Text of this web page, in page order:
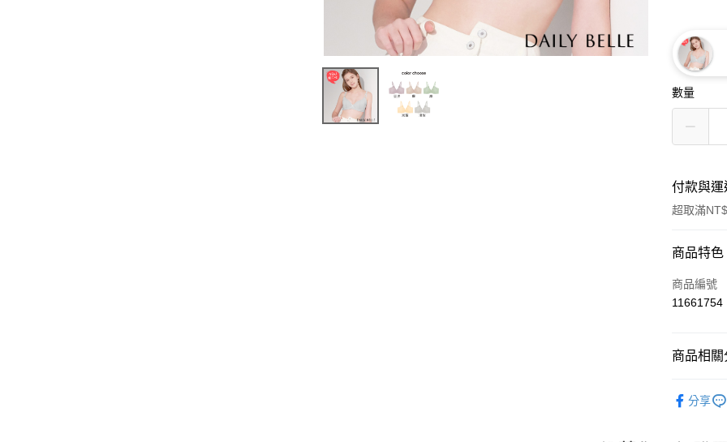
數量
付款與
超取滿
付款方式
信用卡一
合作金
上海商
LINE Pay
商品特色
商品編號
11661754
商品相關
分享